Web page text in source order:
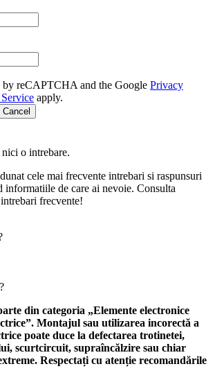
by reCAPTCHA and the Google Privacy
apply.
Cancel
o intrebare.
cele mai frecvente intrebari si raspunsuri
informatiile de care ai nevoie. Consulta
frecvente!
din categoria „Elemente electronice
Montajul sau utilizarea incorectă a
poate duce la defectarea trotinetei,
scurtcircuit, supraîncălzire sau chiar
Respectați cu atenție recomandările